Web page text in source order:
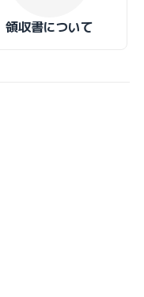
領収書について